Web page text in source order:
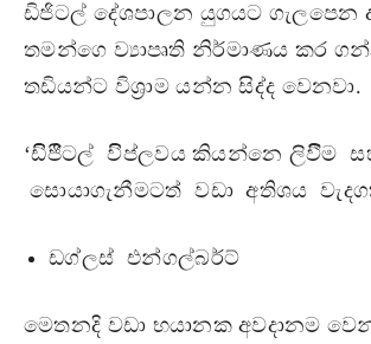
ඩිජිටල් දේශපාලන යුගයට ගැලපෙන
තමන්ගෙ ව්‍යාපෘති නිර්මාණය කර
තඩියන්ට විශ‍්‍රාම යන්න සිද්ද වෙනවා.
‘ඩිිජිිටල් විිප්ලවය කියන්නෙ ලිවීීම
සොයාගැනීමටත් වඩා අතිශය
ඩග්ලස් එන්ගල්බර්ට්
මෙතනදි වඩා භයානක අවදානම